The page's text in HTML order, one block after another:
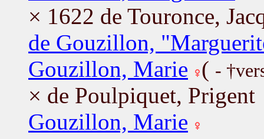
× 1622 de Touronce,
de Gouzillon,
Gouzillon, Marie ( -
× de Poulpiquet, Prigent
Gouzillon, Marie